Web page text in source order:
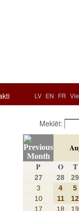
LV EN FR
Meklēt:
P
O T
27 28 29
3
4 5
10
11 12
17
18 19